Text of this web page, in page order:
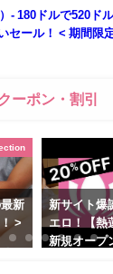
- 180ドルで520ド
セール！ < 期間限
ーポン・割引
新
>
新サイト爆
エロ！【熱
新規オープ